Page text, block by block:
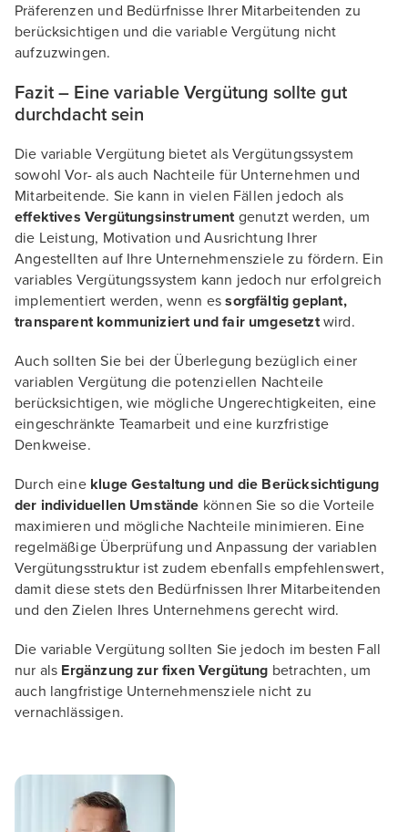
Präferenzen und Bedürfnisse Ihrer Mitarbeitenden zu
berücksichtigen und die variable Vergütung nicht
aufzuzwingen.
Fazit – Eine variable Vergütung sollte gut
durchdacht sein
Die variable Vergütung bietet als Vergütungssystem
sowohl Vor- als auch Nachteile für Unternehmen und
Mitarbeitende. Sie kann in vielen Fällen jedoch als
effektives Vergütungsinstrumentgenutzt werden, um
die Leistung, Motivation und Ausrichtung Ihrer
Angestellten auf Ihre Unternehmensziele zu fördern. Ein
variables Vergütungssystem kann jedoch nur erfolgreich
implementiert werden, wenn essorgfältig geplant,
transparent kommuniziert und fair umgesetztwird.
Auch sollten Sie bei der Überlegung bezüglich einer
variablen Vergütung die potenziellen Nachteile
berücksichtigen, wie mögliche Ungerechtigkeiten, eine
eingeschränkte Teamarbeit und eine kurzfristige
Denkweise.
Durch eine kluge Gestaltung und die Berücksichtigung
der individuellen Umstände können Sie so die Vorteile
maximieren und mögliche Nachteile minimieren. Eine
regelmäßige Überprüfung und Anpassung der variablen
Vergütungsstruktur ist zudem ebenfalls empfehlenswert,
damit diese stets den Bedürfnissen Ihrer Mitarbeitenden
und den Zielen Ihres Unternehmens gerecht wird.
Die variable Vergütung sollten Sie jedoch im besten Fall
nur als Ergänzung zur fixen Vergütung betrachten, um
auch langfristige Unternehmensziele nicht zu
vernachlässigen.